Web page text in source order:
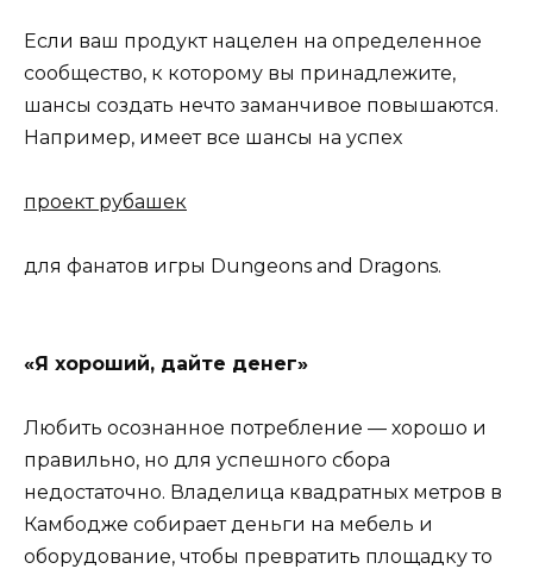
Если ваш продукт нацелен на определенное
сообщество, к которому вы принадлежите,
шансы создать нечто заманчивое повышаются.
Например, имеет все шансы на успех
проект рубашек
для фанатов игры Dungeons and Dragons.
«Я хороший, дайте денег»
Любить осознанное потребление — хорошо и
правильно, но для успешного сбора
недостаточно. Владелица квадратных метров в
Камбодже собирает деньги на мебель и
оборудование, чтобы превратить площадку то